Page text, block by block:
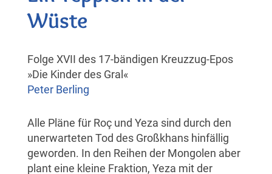
Wüste
Folge XVII des 17-bändigen Kreuzzug-Epos
»Die Kinder des Gral«
Peter Berling
Alle Pläne für Roç und Yeza sind durch den
unerwarteten Tod des Großkhans hinfällig
geworden. In den Reihen der Mongolen aber
plant eine kleine Fraktion, Yeza mit der